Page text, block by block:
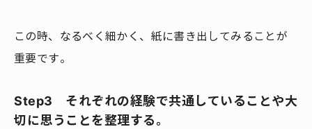
この時、なるべく細かく、紙に書き出してみることが
重要です。
Step3 それぞれの経験で共通していることや大
切に思うことを整理する。